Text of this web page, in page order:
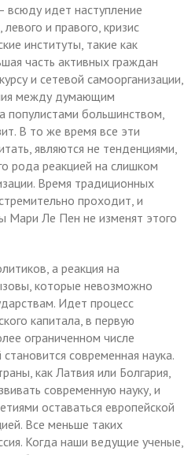
идет наступление
и правого, кризис
институты, такие как
часть активных граждан
и сетевой самоорганизации,
между думающим
большинством,
В то же время все эти
являются не тенденциями,
рода реакцией на слишком
Время традиционных
проходит, и
Мари Ле Пен не изменят этого
а реакция на
которые невозможно
Идет процесс
капитала, в первую
ограниченном числе
современная наука.
как Латвия или Болгария,
современную науку, и
оставаться европейской
Все меньше таких
Когда наши ведущие ученые,